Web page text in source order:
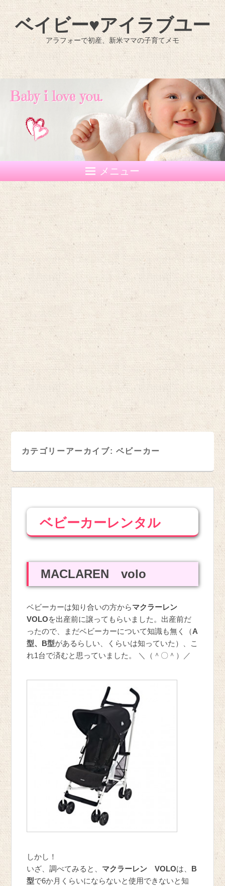
ベイビー♥アイラブユー
アラフォーで初産、新米ママの子育てメモ
メニュー
カテゴリーアーカイブ: ベビーカー
ベビーカーレンタル
MACLAREN volo
ベビーカーは知り合いの方からマクラーレン
VOLOを出産前に譲ってもらいました。出産前だ
ったので、まだベビーカーについて知識も無く（A
型、B型があるらしい、くらいは知っていた）、こ
れ1台で済むと思っていました。
＼（＾〇＾）／
しかし！
いざ、調べてみると、 マクラーレン VOLOは、 B
型で6か月くらいにならないと使用できないと知